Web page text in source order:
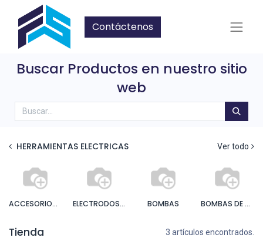
Contáctenos
Buscar Productos en nuestro sitio
web
HERRAMIENTAS ELECTRICAS Ver todo
ACCESORIOS BOMBAS E HIDRONEUMATICOS ELECTRODOS Y ACCESORIOS BOMBAS BOMBAS DE AGUA
Tienda 3 artículos encontrados.